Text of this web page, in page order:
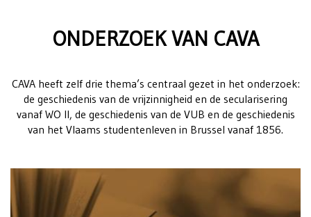
Onderzoek
ONDERZOEK VAN CAVA
CAVA heeft zelf drie thema’s centraal gezet in het onderzoek:
de geschiedenis van de vrijzinnigheid en de secularisering
vanaf WO II, de geschiedenis van de VUB en de geschiedenis
van het Vlaams studentenleven in Brussel vanaf 1856.